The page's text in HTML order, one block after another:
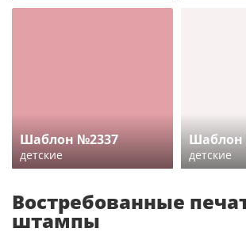
Шаблон №2337
детские
Шаблон
детские
Востребованные
штампы